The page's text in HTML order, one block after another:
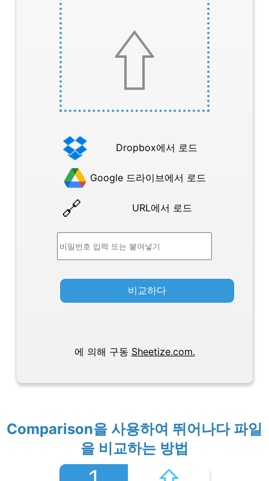
Dropbox에서 로드
Google 드라이브에서 로드
URL에서 로드
비교하다
에 의해 구동 Sheetize.com.
Comparison을 사용하여 뛰어나다 파일
을 비교하는 방법